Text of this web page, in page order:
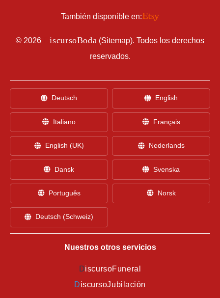
También disponible en:
© 2026 DiscursoBoda (Sitemap). Todos los derechos
reservados.
Deutsch English
Italiano Français
English (UK) Nederlands
Dansk Svenska
Português Norsk
Deutsch (Schweiz)
Nuestros otros servicios
DiscursoFuneral
DiscursoJubilación